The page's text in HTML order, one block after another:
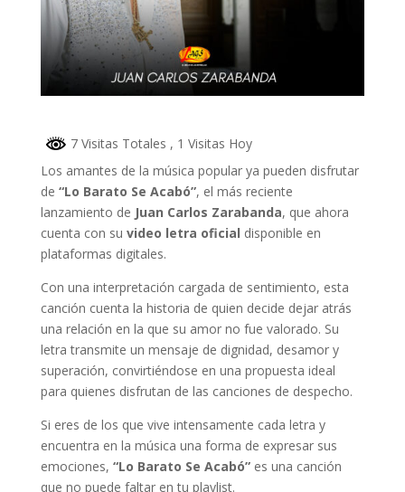
7 Visitas Totales , 1 Visitas Hoy
Los amantes de la música popular ya pueden disfrutar
de “Lo Barato Se Acabó”, el más reciente
lanzamiento de Juan Carlos Zarabanda, que ahora
cuenta con su video letra oficial disponible en
plataformas digitales.
Con una interpretación cargada de sentimiento, esta
canción cuenta la historia de quien decide dejar atrás
una relación en la que su amor no fue valorado. Su
letra transmite un mensaje de dignidad, desamor y
superación, convirtiéndose en una propuesta ideal
para quienes disfrutan de las canciones de despecho.
Si eres de los que vive intensamente cada letra y
encuentra en la música una forma de expresar sus
emociones, “Lo Barato Se Acabó”es una canción
que no puede faltar en tu playlist.